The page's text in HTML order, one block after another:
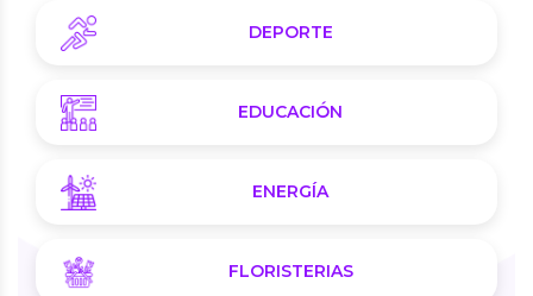
DEPORTE
EDUCACIÓN
ENERGÍA
FLORISTERIAS